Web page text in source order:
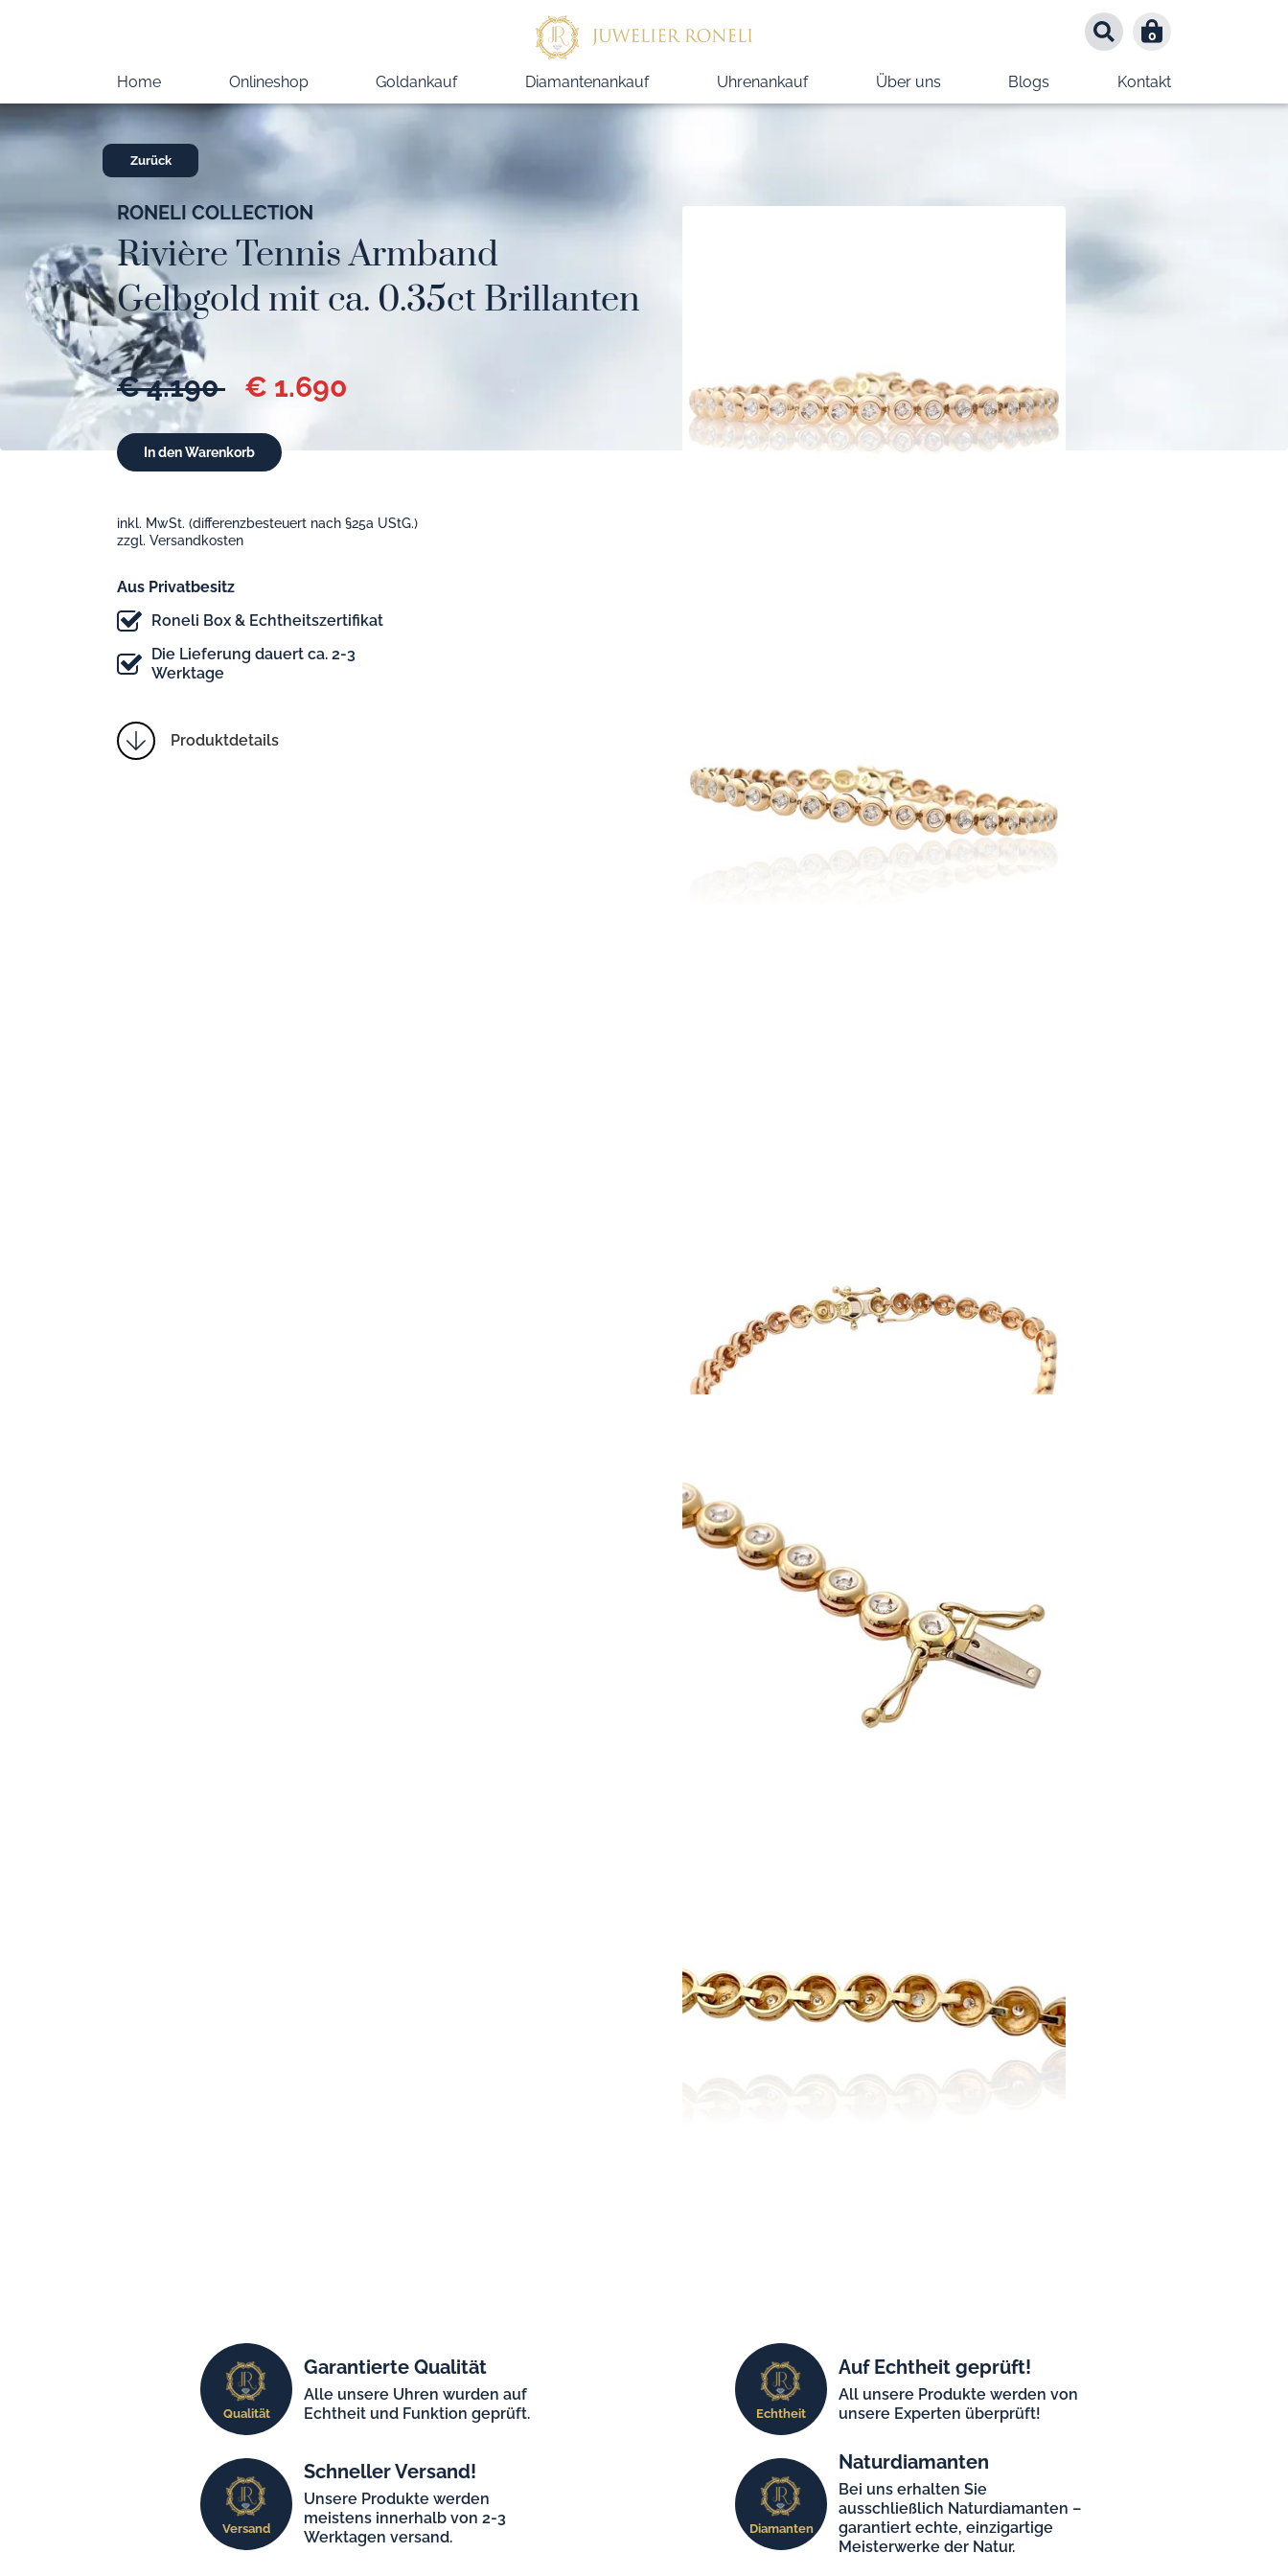
0
Home Onlineshop Goldankauf Diamantenankauf Uhrenankauf Über uns Blogs Kontakt
Zurück
RONELI COLLECTION
Rivière Tennis Armband
Gelbgold mit ca. 0.35ct Brillanten
€ 4.190 € 1.690
inkl. MwSt. (differenzbesteuert nach §25a UStG.)
zzgl. Versandkosten
Aus Privatbesitz
Roneli Box & Echtheitszertifikat
Die Lieferung dauert ca. 2-3
Werktage
Produktdetails
Qualität
Garantierte Qualität
Alle unsere Uhren wurden auf
Echtheit und Funktion geprüft.
Echtheit
Auf Echtheit geprüft!
All unsere Produkte werden von
unsere Experten überprüft!
Versand
Schneller Versand!
Unsere Produkte werden
meistens innerhalb von 2-3
Werktagen versand.
Diamanten
Naturdiamanten
Bei uns erhalten Sie
ausschließlich Naturdiamanten –
garantiert echte, einzigartige
Meisterwerke der Natur.